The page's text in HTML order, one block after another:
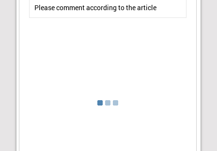
Please comment according to the article